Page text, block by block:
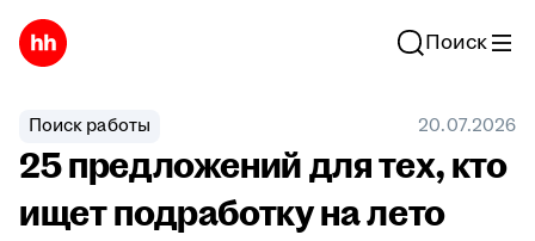
Поиск
Поиск работы 20.07.2026
25 предложений для тех, кто
ищет подработку на лето